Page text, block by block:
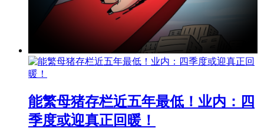
能繁母猪存栏近五年最低！业内：四
季度或迎真正回暖！